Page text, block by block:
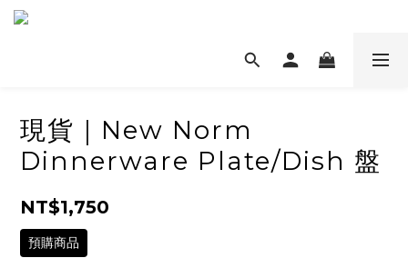
現貨｜New Norm
Dinnerware Plate/Dish 盤
NT$1,750
預購商品